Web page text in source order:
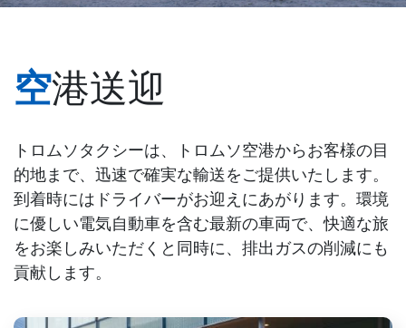
空港送迎
トロムソタクシーは、トロムソ空港からお客様の目
的地まで、迅速で確実な輸送をご提供いたします。
到着時にはドライバーがお迎えにあがります。環境
に優しい電気自動車を含む最新の車両で、快適な旅
をお楽しみいただくと同時に、排出ガスの削減にも
貢献します。